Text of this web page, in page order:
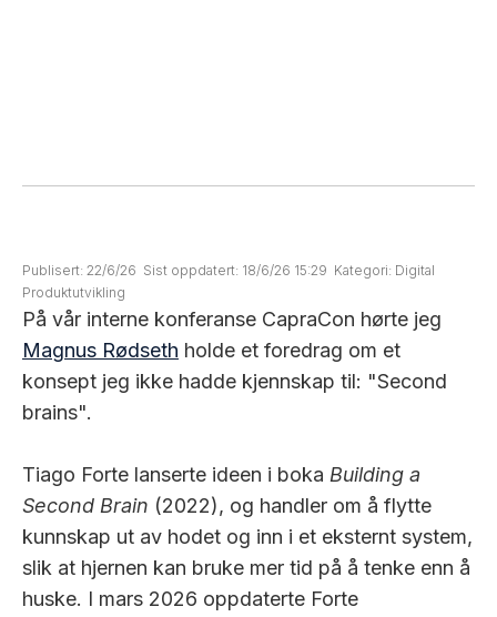
Publisert: 22/6/26 Sist oppdatert: 18/6/26 15:29 Kategori: Digital
Produktutvikling
På vår interne konferanse CapraCon hørte jeg
Magnus Rødseth holde et foredrag om et
konsept jeg ikke hadde kjennskap til: "Second
brains".
Tiago Forte lanserte ideen i boka Building a
Second Brain (2022), og handler om å flytte
kunnskap ut av hodet og inn i et eksternt system,
slik at hjernen kan bruke mer tid på å tenke enn å
huske. I mars 2026 oppdaterte Forte